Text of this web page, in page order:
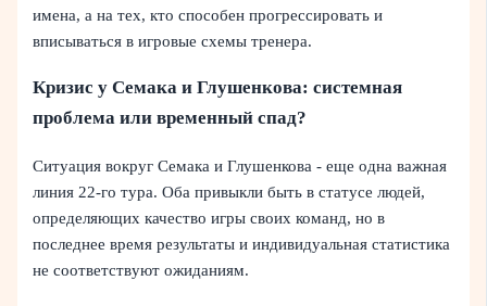
имена, а на тех, кто способен прогрессировать и
вписываться в игровые схемы тренера.
Кризис у Семака и Глушенкова: системная
проблема или временный спад?
Ситуация вокруг Семака и Глушенкова - еще одна важная
линия 22-го тура. Оба привыкли быть в статусе людей,
определяющих качество игры своих команд, но в
последнее время результаты и индивидуальная статистика
не соответствуют ожиданиям.